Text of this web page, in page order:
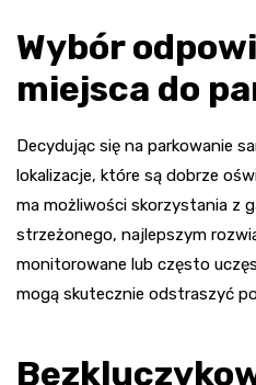
Wybór
miejsca do
Decydując się na parkowanie
lokalizacje, które są dobrze
ma możliwości skorzystania z
strzeżonego, najlepszym
monitorowane lub często
mogą skutecznie odstraszyć